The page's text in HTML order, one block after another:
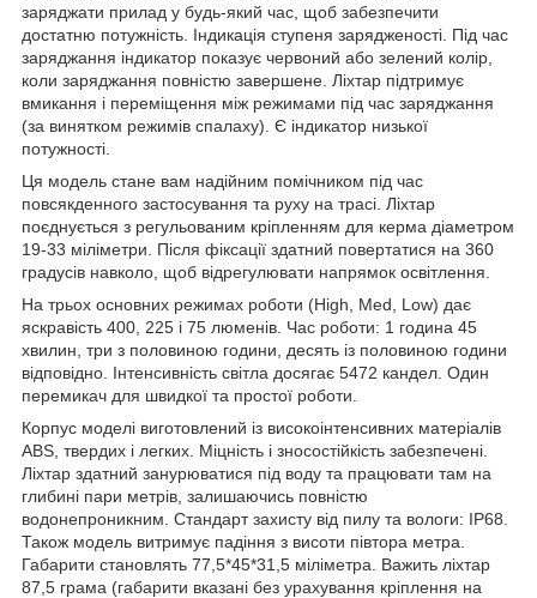
заряджати прилад у будь-який час, щоб забезпечити
достатню потужність. Індикація ступеня зарядженості. Під час
заряджання індикатор показує червоний або зелений колір,
коли заряджання повністю завершене. Ліхтар підтримує
вмикання і переміщення між режимами під час заряджання
(за винятком режимів спалаху). Є індикатор низької
потужності.
Ця модель стане вам надійним помічником під час
повсякденного застосування та руху на трасі. Ліхтар
поєднується з регульованим кріпленням для керма діаметром
19-33 міліметри. Після фіксації здатний повертатися на 360
градусів навколо, щоб відрегулювати напрямок освітлення.
На трьох основних режимах роботи (High, Med, Low) дає
яскравість 400, 225 і 75 люменів. Час роботи: 1 година 45
хвилин, три з половиною години, десять із половиною години
відповідно. Інтенсивність світла досягає 5472 кандел. Один
перемикач для швидкої та простої роботи.
Корпус моделі виготовлений із високоінтенсивних матеріалів
ABS, твердих і легких. Міцність і зносостійкість забезпечені.
Ліхтар здатний занурюватися під воду та працювати там на
глибині пари метрів, залишаючись повністю
водонепроникним. Стандарт захисту від пилу та вологи: IP68.
Також модель витримує падіння з висоти півтора метра.
Габарити становлять 77,5*45*31,5 міліметра. Важить ліхтар
87,5 грама (габарити вказані без урахування кріплення на